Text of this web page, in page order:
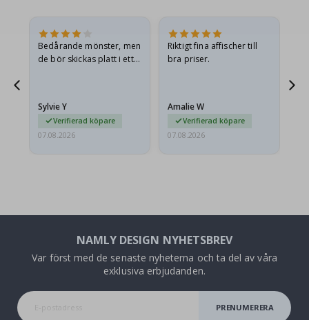
Bedårande mönster, men
de bör skickas platt i ett
Sylvie Y
Verifierad köpare
07.08.2026
Riktigt fina affischer till
bra priser.
Amalie W
Verifierad köpare
07.08.2026
NAMLY DESIGN NYHETSBREV
Var först med de senaste nyheterna och ta del av våra
exklusiva erbjudanden.
PRENUMERERA